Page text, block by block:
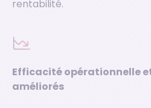
rentabilité.
Efficacité opérationnelle
améliorés